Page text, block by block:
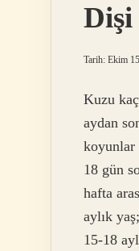
Tarih: Ekim
Kuzu
aydan
koyunlar
18 gün
hafta
aylık
15-18